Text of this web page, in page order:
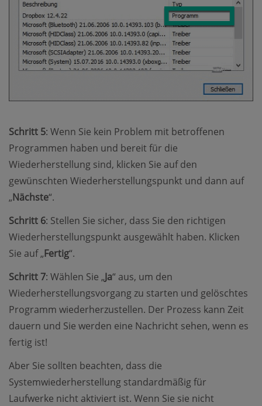
Schritt 5: Wenn Sie kein Problem mit betroffenen
Programmen haben und bereit für die
Wiederherstellung sind, klicken Sie auf den
gewünschten Wiederherstellungspunkt und dann auf
„Nächste“.
Schritt 6: Stellen Sie sicher, dass Sie den richtigen
Wiederherstellungspunkt ausgewählt haben. Klicken
Sie auf „Fertig“.
Schritt 7: Wählen Sie „Ja“ aus, um den
Wiederherstellungsvorgang zu starten und gelöschtes
Programm wiederherzustellen. Der Prozess kann Zeit
dauern und Sie werden eine Nachricht sehen, wenn es
fertig ist!
Aber Sie sollten beachten, dass die
Systemwiederherstellung standardmäßig für
Laufwerke nicht aktiviert ist. Wenn Sie sie nicht